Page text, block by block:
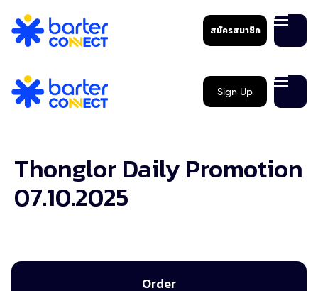
สมัครสมาชิก
Sign Up
Thonglor Daily Promotion
07.10.2025
Order